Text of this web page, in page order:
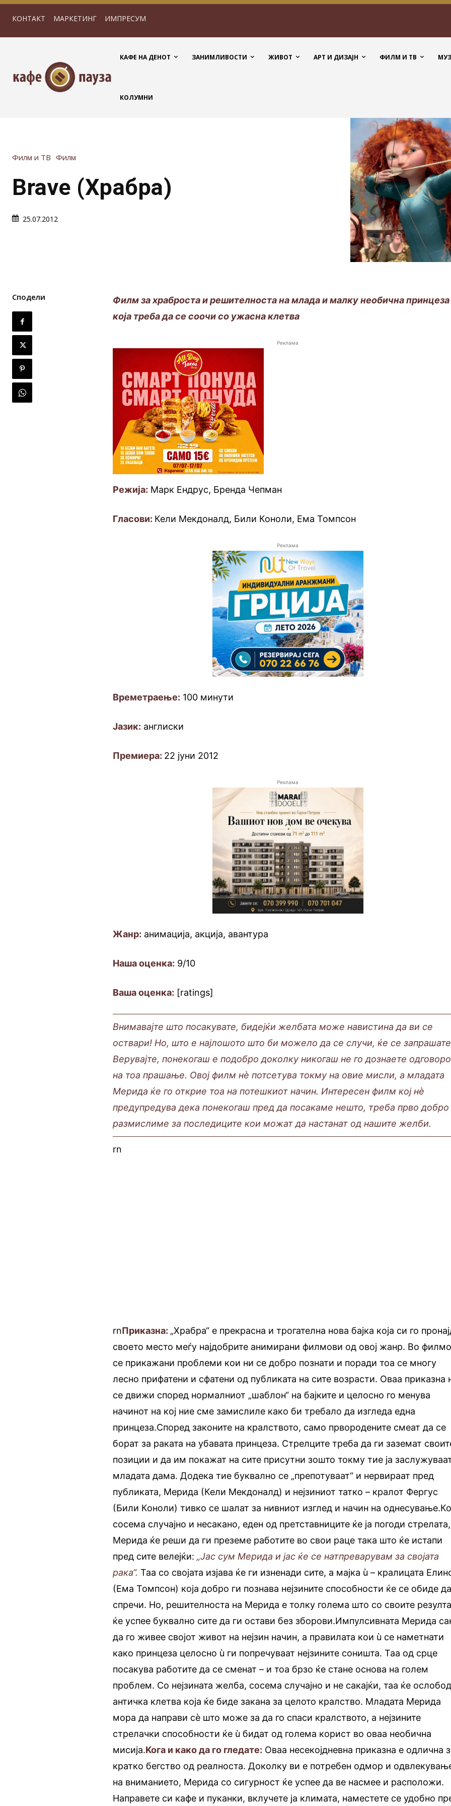
КОНТАКТ МАРКЕТИНГ ИМПРЕСУМ
КАФЕ НА ДЕНОТ ЗАНИМЛИВОСТИ ЖИВОТ АРТ И ДИЗАЈН ФИЛМ И ТВ
КОЛУМНИ
Филм и ТВ Филм
Brave (Храбра)
25.07.2012
Сподели
Филм за храброста и решителноста на млада и малку необична принцеза
која треба да се соочи со ужасна клетва
Реклама
Режија: Марк Ендрус, Бренда Чепман
Гласови: Кели Мекдоналд, Били Коноли, Ема Томпсон
Реклама
Времетраење: 100 минути
Јазик: англиски
Премиера: 22 јуни 2012
Реклама
Жанр: анимација, акција, авантура
Наша оценка: 9/10
Ваша оценка: [ratings]
Внимавајте што посакувате, бидејќи желбата може навистина да ви се
оствари! Но, што е најлошото што би можело да се случи, ќе се
Верувајте, понекогаш е подобро доколку никогаш не го дознаете
на тоа прашање. Овој филм нè потсетува токму на овие мисли, а младата
Мерида ќе го открие тоа на потешкиот начин. Интересен филм кој нè
предупредува дека понекогаш пред да посакаме нешто, треба прво добро
размислиме за последиците кои можат да настанат од нашите желби.
rn
rnПриказна: „Храбра“ е прекрасна и трогателна нова бајка која си го
своето место меѓу најдобрите анимирани филмови од овој жанр. Во
се прикажани проблеми кои ни се добро познати и поради тоа се многу
лесно прифатени и сфатени од публиката на сите возрасти. Оваа приказна
се движи според нормалниот „шаблон“ на бајките и целосно го менува
начинот на кој ние сме замислиле како би требало да изгледа една
принцеза.Според законите на кралството, само првородените смеат да се
борат за раката на убавата принцеза. Стрелците треба да ги заземат
позиции и да им покажат на сите присутни зошто токму тие ја
младата дама. Додека тие буквално се „препотуваат“ и нервираат пред
публиката, Мерида (Кели Мекдоналд) и нејзиниот татко – кралот Фергус
(Били Коноли) тивко се шалат за нивниот изглед и начин на
сосема случајно и несакано, еден од претставниците ќе ја погоди стрелата,
Мерида ќе реши да ги преземе работите во свои раце така што ќе истапи
пред сите велејќи:„Јас сум Мерида и јас ќе се натпреварувам за својата
рака“. Таа со својата изјава ќе ги изненади сите, а мајка ù – кралицата
(Ема Томпсон) која добро ги познава нејзините способности ќе се обиде да
спречи. Но, решителноста на Мерида е толку голема што со своите
ќе успее буквално сите да ги остави без зборови.Импулсивната Мерида
да го живее својот живот на нејзин начин, а правилата кои ù се наметнати
како принцеза целосно ù ги попречуваат нејзините соништа. Таа од срце
посакува работите да се сменат – и тоа брзо ќе стане основа на голем
проблем. Со нејзината желба, сосема случајно и не сакајќи, таа ќе
античка клетва која ќе биде закана за целото кралство. Младата Мерида
мора да направи сè што може за да го спаси кралството, а нејзините
стрелачки способности ќе ù бидат од голема корист во оваа необична
мисија.Koга и како да го гледате: Оваа несекојдневна приказна е одлична
кратко бегство од реалноста. Доколку ви е потребен одмор и
на вниманието, Мерида со сигурност ќе успее да ве насмее и расположи.
Направете си кафе и пуканки, вклучете ја климата, наместете се удобно